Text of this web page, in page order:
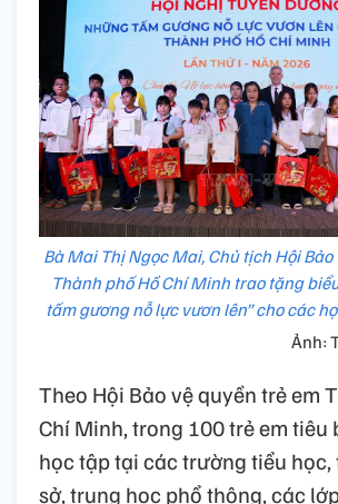
Bà Mai Thị Ngọc Mai, Chủ tịch Hội
Thành phố Hồ Chí Minh trao tặng
tấm gương nỗ lực vươn lên” cho các
Ảnh:
Theo Hội Bảo vệ quyền trẻ em
Chí Minh, trong 100 trẻ em tiêu
học tập tại các trường tiểu
sở, trung học phổ thông, các